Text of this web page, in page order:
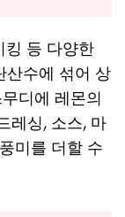
킹 등 다양한
산수에 섞어 상
디에 레몬의
레싱, 소스, 마
미를 더할 수